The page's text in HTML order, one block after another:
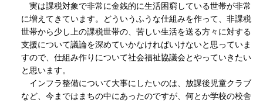
実は課税対象で非常に金銭的に生活困窮している世帯が非常
に増えてきています。どういうふうな仕組みを作って、非課税
世帯から少し上の課税世帯の、苦しい生活を送る方々に対する
支援について議論を深めていかなければいけないと思っていま
すので、仕組み作りについて社会福祉協議会とやっていきたい
と思います。
インフラ整備について大事にしたいのは、放課後児童クラブ
など、今まではまちの中にあったのですが、何とか学校の校舎